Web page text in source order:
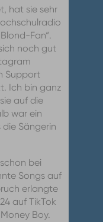
hat sie sehr
Fan“.
noch gut
Support
Ich bin ganz
auf die
war ein
Sängerin
bei
Songs auf
erlangte
auf TikTok
Boy.